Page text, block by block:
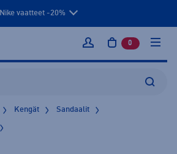
Nike vaatteet -20%
Kirjaudu sisään
0 tuotetta
Kengät Sandaalit